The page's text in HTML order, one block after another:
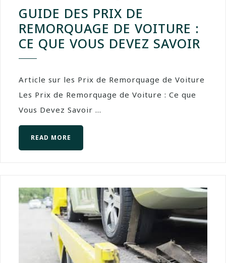
GUIDE DES PRIX DE
REMORQUAGE DE VOITURE :
CE QUE VOUS DEVEZ SAVOIR
Article sur les Prix de Remorquage de Voiture
Les Prix de Remorquage de Voiture : Ce que
Vous Devez Savoir ...
READ MORE